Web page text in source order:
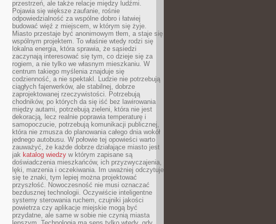
przestrzeń, ale także relacje między ludźmi.
Pojawia się większe zaufanie, rośnie
odpowiedzialność za wspólne dobro i łatwiej
budować więź z miejscem, w którym się żyje.
Miasto przestaje być anonimowym tłem, a staje się
wspólnym projektem. To właśnie wtedy rodzi się
lokalna energia, która sprawia, że sąsiedzi
zaczynają interesować się tym, co dzieje się za
rogiem, a nie tylko we własnym mieszkaniu. W
centrum takiego myślenia znajduje się
codzienność, a nie spektakl. Ludzie nie potrzebują
ciągłych fajerwerków, ale stabilnej, dobrze
zaprojektowanej rzeczywistości. Potrzebują
chodników, po których da się iść bez lawirowania
między autami, potrzebują zieleni, która nie jest
dekoracją, lecz realnie poprawia temperaturę i
samopoczucie, potrzebują komunikacji publicznej,
która nie zmusza do planowania całego dnia wokół
jednego autobusu. W połowie tej opowieści warto
zauważyć, że każde dobrze działające miasto jest
jak katalog wiedzy w którym zapisane są
doświadczenia mieszkańców, ich przyzwyczajenia,
lęki, marzenia i oczekiwania. Im uważniej odczytuje
się te znaki, tym lepiej można projektować
przyszłość. Nowoczesność nie musi oznaczać
bezdusznej technologii. Oczywiście inteligentne
systemy sterowania ruchem, czujniki jakości
powietrza czy aplikacje miejskie mogą być
przydatne, ale same w sobie nie czynią miasta